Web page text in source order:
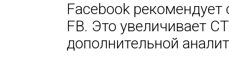
Facebook
FB. Это увеличивает
дополнительной